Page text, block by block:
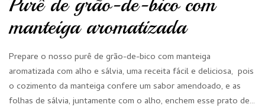
manteiga aromatizada
Prepare o nosso purê de grão-de-bico com manteiga
aromatizada com alho e sálvia, uma receita fácil e deliciosa, pois
o cozimento da manteiga confere um sabor amendoado, e as
folhas de sálvia, juntamente com o alho, enchem esse prato de…